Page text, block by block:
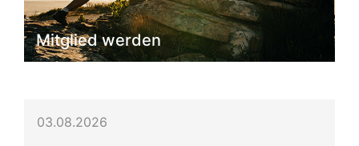
Mitglied werden
03.08.2026